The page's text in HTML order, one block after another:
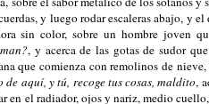
y luego rodar escaleras abajo, y el
sin color, sobre un hombre joven
, y acerca de las gotas de sudor
que comienza con remolinos de
aquí, y tú, recoge tus cosas, maldito,
en el radiador, ojos y nariz, medio